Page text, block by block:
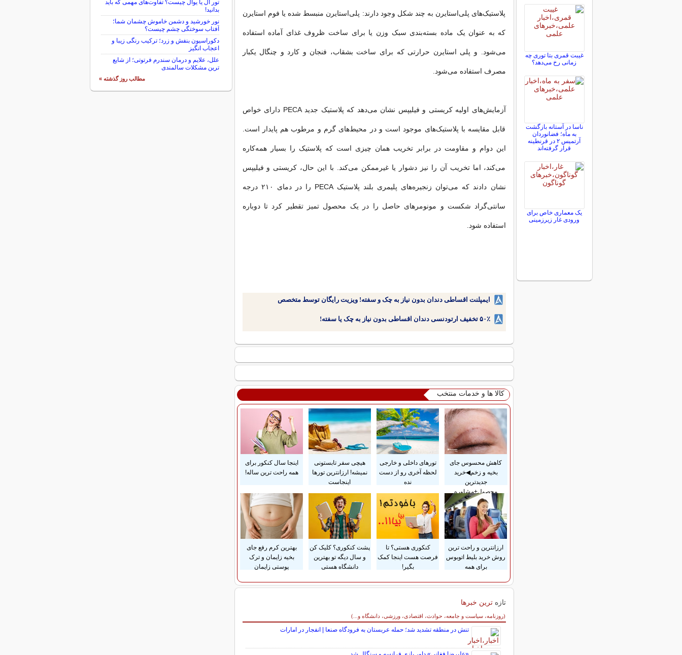
پلاستیک‌های پلی‌استایرن به چند شکل وجود دارند: پلی‌استایرن منبسط شده یا فوم استایرن
که به عنوان یک ماده بسته‌بندی سبک وزن یا برای ساخت ظروف غذای آماده استفاده
می‌شود. و پلی استایرن حرارتی که برای ساخت بشقاب، فنجان و کارد و چنگال یکبار
مصرف استفاده می‌شود.
آزمایش‌های اولیه کریستی و فیلیپس نشان می‌دهد که پلاستیک جدید PECA دارای خواص
قابل مقایسه با پلاستیک‌های موجود است و در محیط‌های گرم و مرطوب هم پایدار است.
این دوام و مقاومت در برابر تخریب همان چیزی است که پلاستیک را بسیار همه‌کاره
می‌کند، اما تخریب آن را نیز دشوار یا غیرممکن می‌کند. با این حال، کریستی و فیلیپس
نشان دادند که می‌توان زنجیره‌های پلیمری بلند پلاستیک PECA را در دمای ۲۱۰ درجه
سانتی‌گراد شکست و مونومرهای حاصل را در یک محصول تمیز تقطیر کرد تا دوباره
استفاده شود.
ایمپلنت اقساطی دندان بدون نیاز به چک و سفته! ویزیت رایگان توسط متخصص
۵۰٪ تخفیف ارتودنسی دندان اقساطی بدون نیاز به چک یا سفته!
کالا ها و خدمات منتخب
کاهش محسوس جای
بخیه و زخم◀خرید
جدیدترین
محصول+مشاوره
تورهای داخلی و خارجی
لحظه آخری رو از دست
نده
هیچی سفر تابستونی
نمیشه! ارزانترین تورها
اینجاست
اینجا سال کنکور برای
همه راحت ترین ساله!
ارزانترین و راحت ترین
روش خرید بلیط اتوبوس
برای همه
کنکوری هستی؟ تا
فرصت هست اینجا کمک
بگیر!
پشت کنکوری؟ کلیک کن
و سال دیگه تو بهترین
دانشگاه هستی
بهترین کرم رفع جای
بخیه زایمان و ترک
پوستی زایمان
تازه ترین خبرها
(روزنامه، سیاست و جامعه، حوادث، اقتصادی، ورزشی، دانشگاه و...)
سایر خبرهای داغ
تنش در منطقه تشدید شد؛ حمله عربستان به فرودگاه صنعا | انفجار در امارات
غیبت قمری بتا توری چه
زمانی رخ می‌دهد؟
ناسا در آستانه بازگشت
به ماه؛ فضانوردان
آرتمیس ۲ در قرنطینه
قرار گرفته‌اند
یک معماری خاص برای
ورودی غار زیرزمینی
تور آل یا یوآل چیست؟ تفاوت‌های مهمی که باید
بدانید!
نور خورشید و دشمن خاموش چشمان شما؛
آفتاب سوختگی چشم چیست؟
دکوراسیون بنفش و زرد؛ ترکیب رنگی زیبا و
اعجاب انگیز
علل، علایم و درمان سندرم فرتوتی؛ از شایع
ترین مشکلات سالمندی
مطالب روز گذشته »